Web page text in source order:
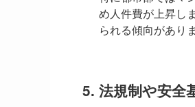
め人件費が上昇し
られる傾向がありま
5. 法規制や安全